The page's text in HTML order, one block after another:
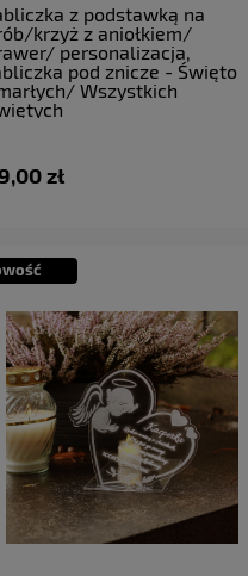
z podstawką na
krzyż z aniołkiem/
personalizacja,
pod znicze - Święto
Wszystkich
zł